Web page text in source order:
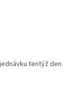
tentýž den